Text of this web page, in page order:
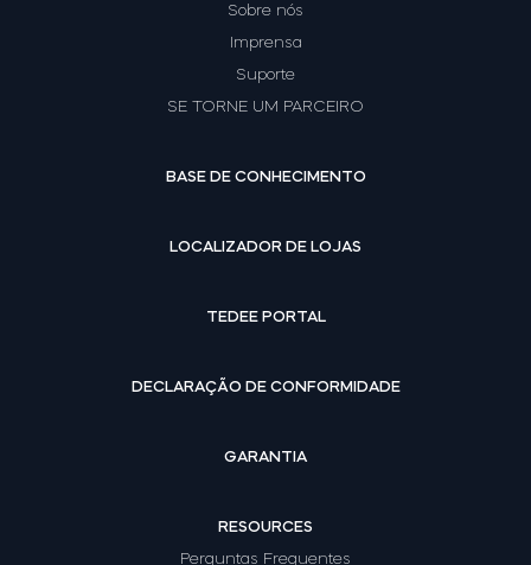
Sobre nós
Imprensa
Suporte
SE TORNE UM PARCEIRO
BASE DE CONHECIMENTO
LOCALIZADOR DE LOJAS
TEDEE PORTAL
DECLARAÇÃO DE CONFORMIDADE
GARANTIA
RESOURCES
Perguntas Frequentes